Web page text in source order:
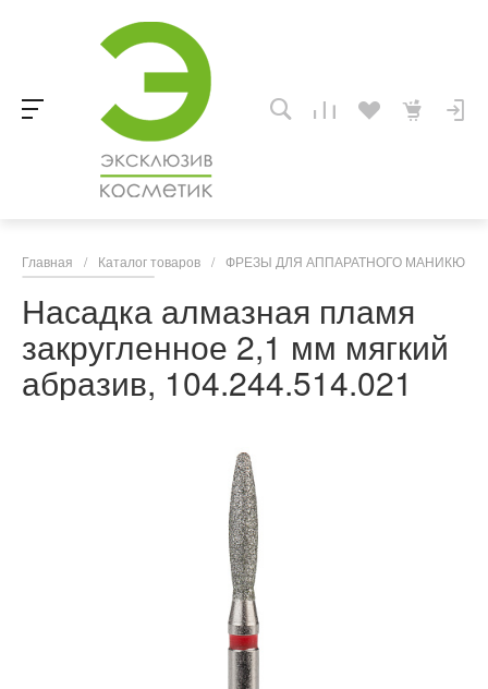
Главная / Каталог товаров / ФРЕЗЫ ДЛЯ АППАРАТНОГО
Насадка алмазная пламя
закругленное 2,1 мм мягкий
абразив, 104.244.514.021